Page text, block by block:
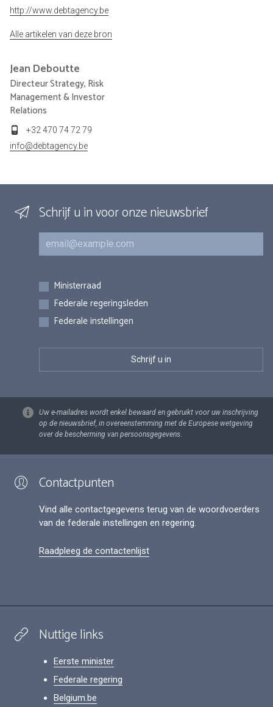
http://www.debtagency.be
Alle artikelen van deze bron
Jean Deboutte
Directeur Strategy, Risk
Management & Investor
Relations
+32 470 74 72 79
info@debtagency.be
Schrijf u in voor onze nieuwsbrief
E-mail
Inschrijvingen
Ministerraad
Federale regeringsleden
Federale instellingen
Uw e-mailadres wordt enkel bewaard en gebruikt voor uw inschrijving
op de nieuwsbrief, in overeenstemming met de Europese wetgeving
over de bescherming van persoonsgegevens.
Contactpunten
Vind alle contactgegevens terug van de woordvoerders
van de federale instellingen en regering.
Raadpleeg de contactenlijst
Nuttige links
Eerste minister
Federale regering
Belgium.be